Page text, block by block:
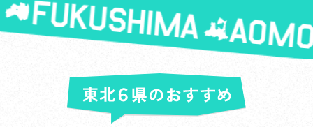
※
LINEやXなどのアプリ内ブラウザを使用では
正常に動作しない可能性があります。iOSの
場合はSafariアプリ、Androidの場合は
「カメラへのアクセスを求めています」の
ポップアップが表示されない場合、下記の
トサービスの詳細はこちら
※
賞品はJRE POINTにご登録いただいている
住所に発送させていただきます。エントリ
ー前に、住所のご確認をお願いいたしま
す。